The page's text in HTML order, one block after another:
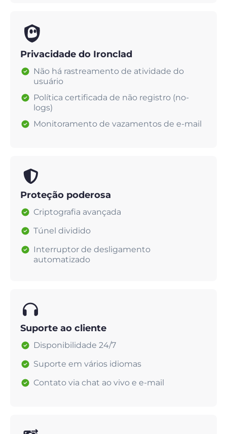
Privacidade do Ironclad
Não há rastreamento de atividade do
usuário
Política certificada de não registro (no-
logs)
Monitoramento de vazamentos de e-mail
Proteção poderosa
Criptografia avançada
Túnel dividido
Interruptor de desligamento
automatizado
Suporte ao cliente
Disponibilidade 24/7
Suporte em vários idiomas
Contato via chat ao vivo e e-mail